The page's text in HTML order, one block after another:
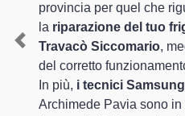
provincia per quel che
la riparazione del tuo
Travacò Siccomario,
del corretto
In più, i tecnici
Archimede Pavia sono
Previous